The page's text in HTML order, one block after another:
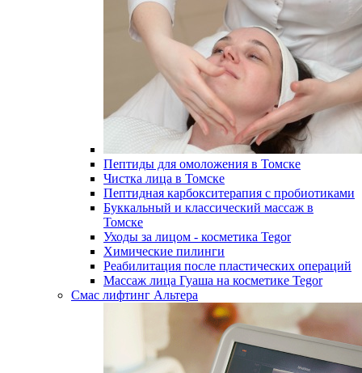
Пептиды для омоложения в Томске
Чистка лица в Томске
Пептидная карбокситерапия с пробиотиками
Буккальный и классический массаж в
Томске
Уходы за лицом - косметика Tegor
Химические пилинги
Реабилитация после пластических операций
Массаж лица Гуаша на косметике Tegor
Смас лифтинг Альтера